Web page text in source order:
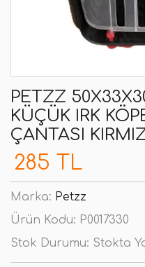
PETZZ
KÜÇÜK IRK
ÇANTASI
285 TL
Marka: Petzz
Ürün Kodu: P0017330
Stok Durumu: Stokta